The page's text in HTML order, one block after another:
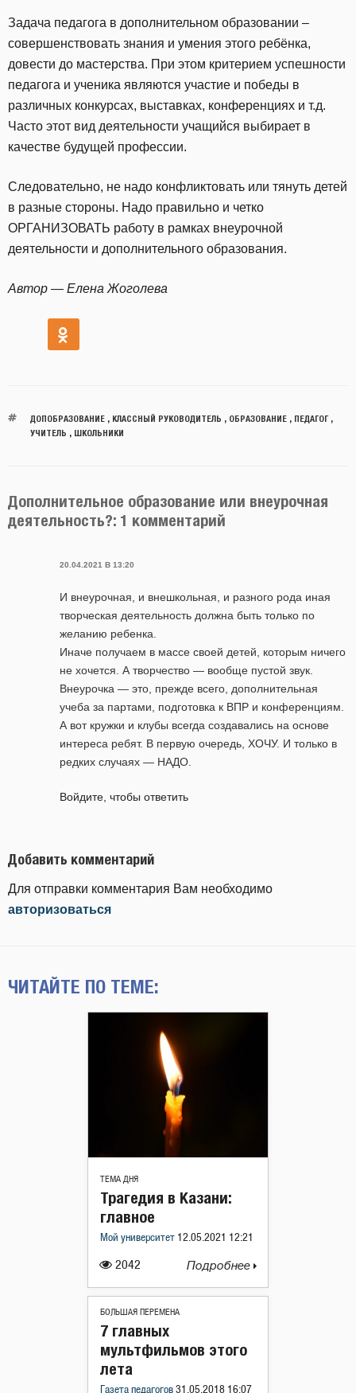
Задача педагога в дополнительном образовании –
совершенствовать знания и умения этого ребёнка,
довести до мастерства. При этом критерием успешности
педагога и ученика являются участие и победы в
различных конкурсах, выставках, конференциях и т.д.
Часто этот вид деятельности учащийся выбирает в
качестве будущей профессии.
Следовательно, не надо конфликтовать или тянуть детей
в разные стороны. Надо правильно и четко
ОРГАНИЗОВАТЬ работу в рамках внеурочной
деятельности и дополнительного образования.
Автор — Елена Жоголева
ДОПОБРАЗОВАНИЕ, КЛАССНЫЙ РУКОВОДИТЕЛЬ , ОБРАЗОВАНИЕ, ПЕДАГОГ,
УЧИТЕЛЬ , ШКОЛЬНИКИ
Дополнительное образование или внеурочная
деятельность?: 1 комментарий
20.04.2021 В 13:20
И внеурочная, и внешкольная, и разного рода иная
творческая деятельность должна быть только по
желанию ребенка.
Иначе получаем в массе своей детей, которым ничего
не хочется. А творчество — вообще пустой звук.
Внеурочка — это, прежде всего, дополнительная
учеба за партами, подготовка к ВПР и конференциям.
А вот кружки и клубы всегда создавались на основе
интереса ребят. В первую очередь, ХОЧУ. И только в
редких случаях — НАДО.
Войдите, чтобы ответить
Добавить комментарий
Для отправки комментария Вам необходимо
авторизоваться
ЧИТАЙТЕ ПО ТЕМЕ:
ТЕМА ДНЯ
2042
Трагедия в Казани:
главное
Мой университет 12.05.2021 12:21
Подробнее
БОЛЬШАЯ ПЕРЕМЕНА
7 главных
мультфильмов этого
лета
Газета педагогов 31.05.2018 16:07